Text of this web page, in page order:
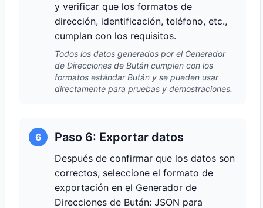
y verificar que los formatos de
dirección, identificación, teléfono, etc.,
cumplan con los requisitos.
Todos los datos generados por el Generador
de Direcciones de Bután cumplen con los
formatos estándar Bután y se pueden usar
directamente para pruebas y demostraciones.
6 Paso 6: Exportar datos
Después de confirmar que los datos son
correctos, seleccione el formato de
exportación en el Generador de
Direcciones de Bután: JSON para